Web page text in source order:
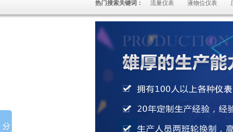
热门搜索关键词： 流量仪表 液物位仪表